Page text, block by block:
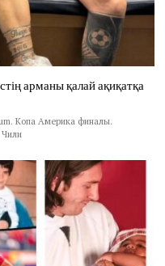
арманы қалай ақиқатқа
Копа Америка финалы.